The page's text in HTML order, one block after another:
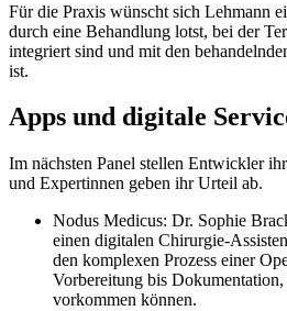
Für die Praxis wünscht sich Lehmann
durch eine Behandlung lotst, bei der
integriert sind und mit den
ist.
Apps und digitale
Im nächsten Panel stellen Entwickler
und Expertinnen geben ihr Urteil ab.
Nodus Medicus: Dr. Sophie
einen digitalen Chirurgie-
den komplexen Prozess einer
Vorbereitung bis
vorkommen können.